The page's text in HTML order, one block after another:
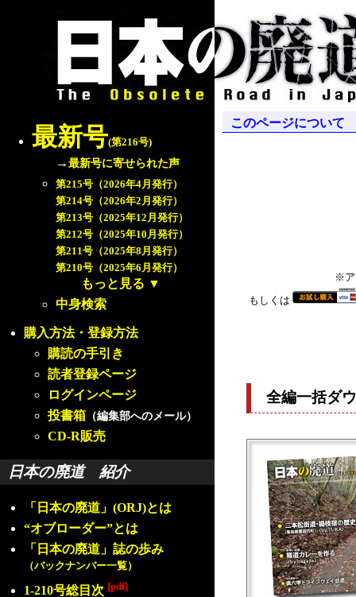
最新号(第216号)
→最新号に寄せられた声
第215号（2026年4月発行）
第214号（2026年2月発行）
第213号（2025年12月発行）
第212号（2025年10月発行）
第211号（2025年8月発行）
第210号（2025年6月発行）
もっと見る ▼
中身検索
購入方法・登録方法
購読の手引き
読者登録ページ
ログインページ
投書箱 （編集部へのメール）
CD-R販売
日本の廃道 紹介
「日本の廃道」(ORJ)とは
“オブローダー”とは
「日本の廃道」誌の歩み
（バックナンバー一覧）
1-210号総目次 [pdf]
このページについて
※ア
もしくは
全編一括ダ